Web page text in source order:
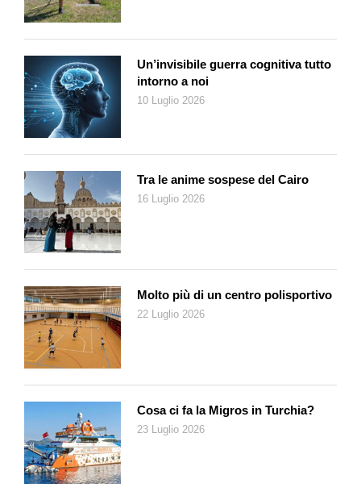
Santiago Bello, Robert Díaz Díaz, Annette Fiaschi, Alessandra
Francolini, Igor Mamlenkov e Charles Nomwendé
Tiendrebeogo sono i testimoni di culture e lingue diverse riunite
dalla grande famiglia del teatro con uno spettacolo che ha
debuttato nel 2016 e che ha già riscontrato un buon successo
in Svizzera, Ungheria, Italia e nella Repubblica Ceca. E che
continuerà a girare.
Un’invisibile guerra cognitiva tutto
intorno a noi
10 Luglio 2026
Tra le anime sospese del Cairo
16 Luglio 2026
Molto più di un centro polisportivo
22 Luglio 2026
Cosa ci fa la Migros in Turchia?
23 Luglio 2026